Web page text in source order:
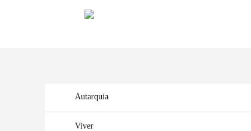
Autarquia
Viver